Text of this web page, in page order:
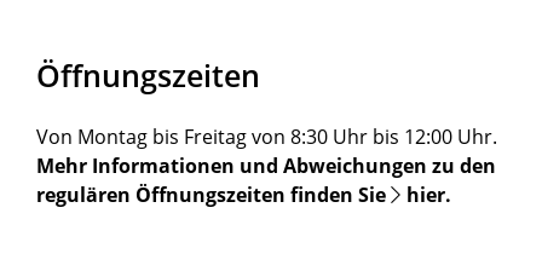
Öffnungszeiten
Von Montag bis Freitag von 8:30 Uhr bis 12:00 Uhr.
Mehr Informationen und Abweichungen zu den
regulären Öffnungszeiten finden Sie
hier.